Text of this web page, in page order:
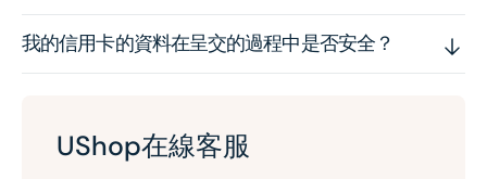
我的信用卡的資料在呈交的過程中是否安全？
UShop在線客服